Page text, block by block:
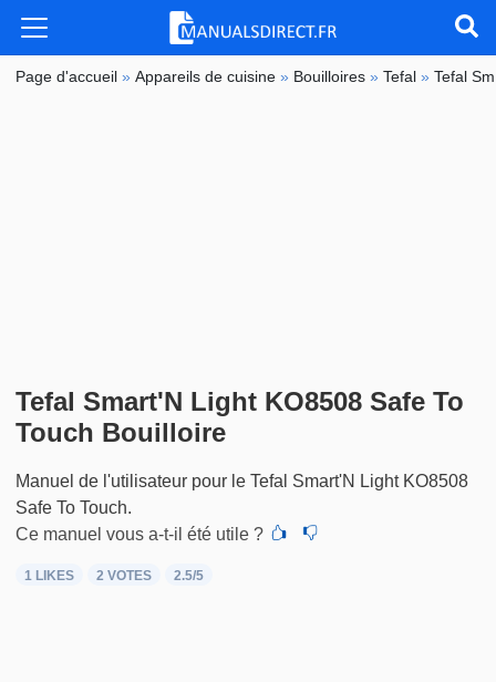
Page d'accueil »Appareils de cuisine » Bouilloires »Tefal »Tefal
Tefal Smart'N Light KO8508 Safe To
Touch Bouilloire
Manuel de l'utilisateur pour le Tefal Smart'N Light KO8508
Safe To Touch.
Ce manuel vous a-t-il été utile ?
1 LIKES 2 VOTES 2.5/5